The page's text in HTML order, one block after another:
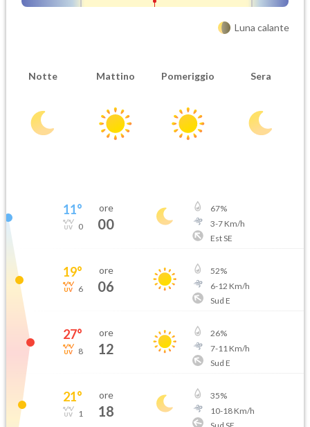
Luna calante
Notte Mattino Pomeriggio Sera
11°
0
ore
00
67%
3-7Km/h
Est SE
19°
6
ore
06
52%
6-12 Km/h
Sud E
27°
8
ore
12
26%
7-11 Km/h
Sud E
21°
1
ore
18
35%
10-18Km/h